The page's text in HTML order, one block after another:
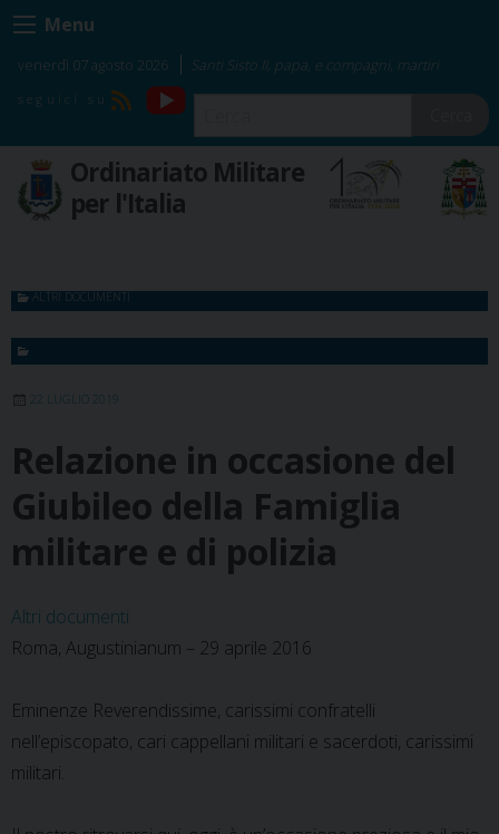
Skip
to
content
Menu
venerdì 07 agosto 2026 Santi Sisto II, papa, e compagni, martiri
RSS
YouTube
Ordinariato Militare
per l'Italia
ALTRI DOCUMENTI
22 LUGLIO 2019
Relazione in occasione del
Giubileo della Famiglia
militare e di polizia
Altri documenti
Roma, Augustinianum – 29 aprile 2016
Eminenze Reverendissime, carissimi confratelli
nell’episcopato, cari cappellani militari e sacerdoti, carissimi
militari.